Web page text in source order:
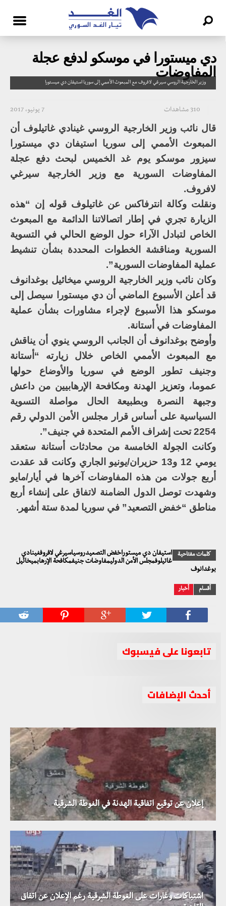
دي ميستورا في موسكو لدفع عجلة
المفاوضات
وزير الخارجية الروسي سيرغي لافروف مع المبعوث الأممي إلى سوريا استيفان دي ميستورا
7 يونيو، 2017 310 مشاهدات
قال نائب وزير الخارجية الروسي غينادي غاتيلوف أن
المبعوث الأممي إلى سوريا استيفان دي ميستورا
سيزور موسكو يوم غد الخميس لبحث دفع عجلة
المفاوضات السورية مع وزير الخارجية سيرغي
لافروف.
ونقلت وكالة انترفاكس عن غاتيلوف قوله إن “هذه
الزيارة تجري في إطار اتصالاتنا الدائمة مع المبعوث
الخاص لتبادل الآراء حول الوضع الحالي في التسوية
السورية ومناقشة الخطوات المحددة بشأن تنشيط
عملية المفاوضات السورية”.
وكان نائب وزير الخارجية الروسي ميخائيل بوغدانوف
قد أعلن الأسبوع الماضي أن دي ميستورا سيصل إلى
موسكو هذا الأسبوع لإجراء مشاورات بشأن عملية
المفاوضات في أستانة.
وأوضح بوغدانوف أن الجانب الروسي ينوي أن يناقش
مع المبعوث الأممي الخاص خلال زيارته “أستانة
وجنيف تطور الوضع في سوريا والأوضاع حولها
عموما، وتعزيز الهدنة ومكافحة الإرهابيين من داعش
وجبهة النصرة وبطبيعة الحال مواصلة التسوية
السياسية على أساس قرار مجلس الأمن الدولي رقم
2254 تحت إشراف الأمم المتحدة في جنيف”.
وكانت الجولة الخامسة من محادثات أستانة ستعقد
يومي 12 و13 حزيران/يونيو الجاري وكانت قد عقدت
أربع جولات من هذه المفاوضات آخرها في أيار/مايو
وشهدت توصل الدول الضامنة لاتفاق على إنشاء أربع
مناطق “خفض التصعيد” في سوريا لمدة ستة أشهر.
كلمات مفتاحية
استيفان دي ميستوراخفض التصعيدروسياسيرغي لافروفغينادي
غاتيلوفمجلس الأمن الدوليمفاوضات جنيفمكافحة الإرهابميخائيل
بوغدانوف
أقسام أخبار
تابعونا على فيسبوك
أحدث الإضافات
اهتمام إعلامي كبير بإنجاز اتفاق الهدنة في الغوطة الشرقية
إعلان عن توقيع اتفاقية الهدنة في الغوطة الشرقية
اشتباكات وغارات على الغوطة الشرقية رغم الإعلان عن اتفاق